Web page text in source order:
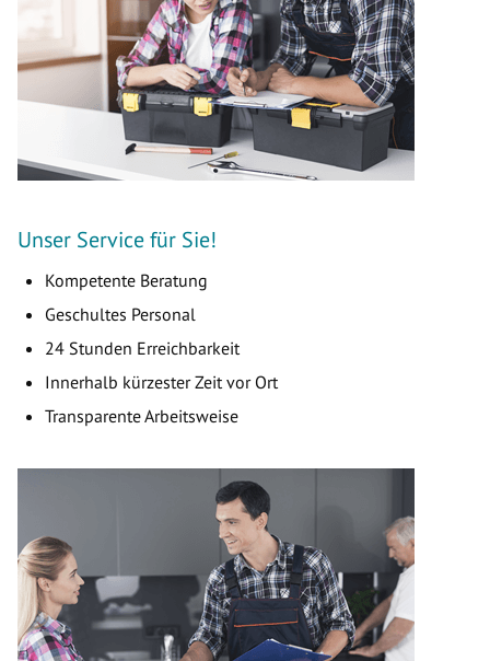
Unser Service für Sie!
Kompetente Beratung
Geschultes Personal
24 Stunden Erreichbarkeit
Innerhalb kürzester Zeit vor Ort
Transparente Arbeitsweise